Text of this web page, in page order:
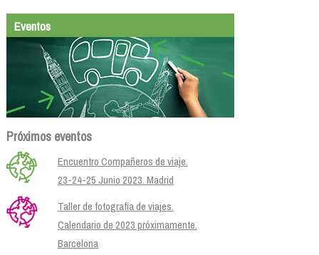
Eventos
Próximos eventos
Encuentro Compañeros de viaje.
23-24-25 Junio 2023. Madrid
Taller de fotografía de viajes.
Calendario de 2023 próximamente.
Barcelona